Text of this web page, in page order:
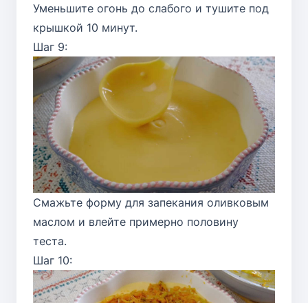
Уменьшите огонь до слабого и тушите под
крышкой 10 минут.
Шаг 9:
Смажьте форму для запекания оливковым
маслом и влейте примерно половину
теста.
Шаг 10: